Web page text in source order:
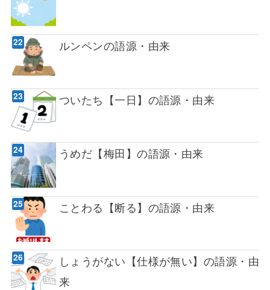
ルンペンの語源・由来
ついたち【一日】の語源・由来
うめだ【梅田】の語源・由来
ことわる【断る】の語源・由来
しょうがない【仕様が無い】の語源・由
来